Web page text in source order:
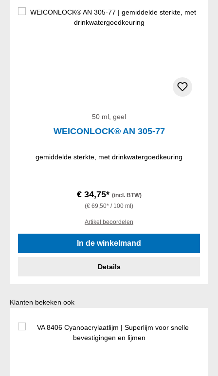
50 ml, geel
WEICONLOCK® AN 305-77
gemiddelde sterkte, met drinkwatergoedkeuring
€ 34,75* (incl. BTW)
(€ 69,50* / 100 ml)
Artikel beoordelen
In de winkelmand
Details
Productgalerij overslaan
Klanten bekeken ook